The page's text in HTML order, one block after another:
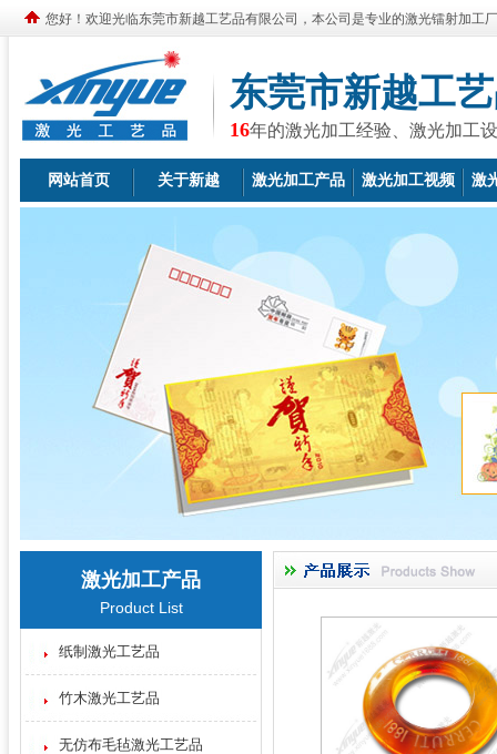
您好！欢迎光临东莞市新越工艺品有限公司，本公司是专业的激光镭射加工
东莞市新越工
16年的激光加工经验、激光加工
网站首页 关于新越 激光加工产品 激光加工视频 激
激光加工产品
Product List
纸制激光工艺品
竹木激光工艺品
无仿布毛毡激光工艺品